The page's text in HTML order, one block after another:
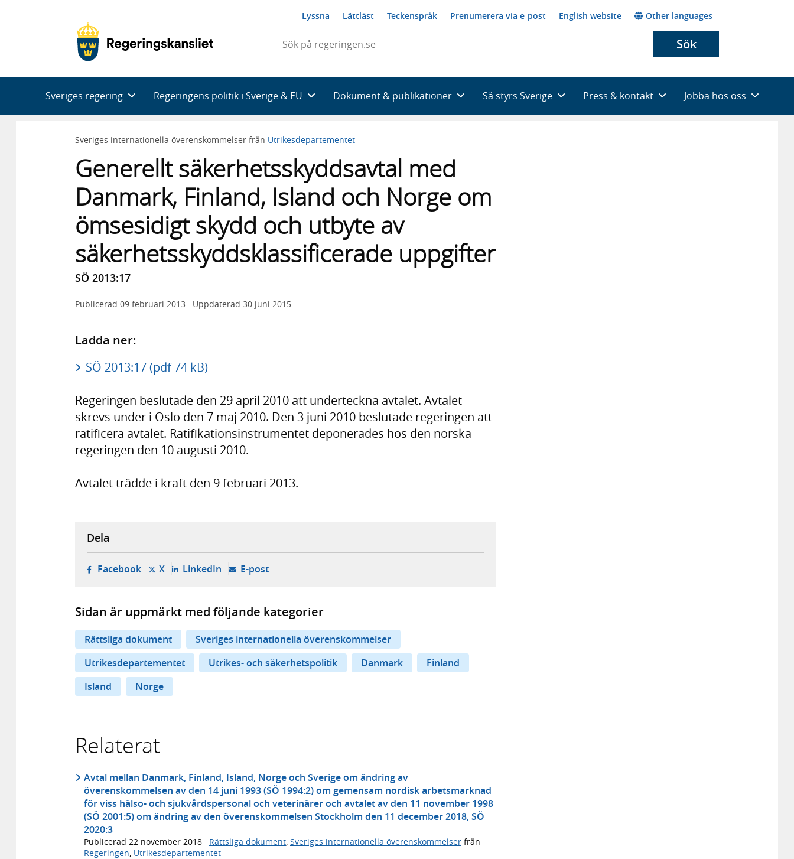
Lyssna Lättläst Teckenspråk Prenumerera via e-post English website Other languages
du
skriva
framträder
en
med
Sök
Sveriges regering Regeringens politik i Sverige & EU Dokument & publikationer Så styrs Sverige Press & kontakt Jobba hos oss
Sveriges internationella överenskommelser från Utrikesdepartementet
Generellt säkerhetsskyddsavtal med
Danmark, Finland, Island och Norge om
ömsesidigt skydd och utbyte av
säkerhetsskyddsklassificerade uppgifter
SÖ 2013:17
Publicerad 09 februari 2013 Uppdaterad 30 juni 2015
Ladda ner:
SÖ 2013:17 (pdf 74 kB)
Regeringen beslutade den 29 april 2010 att underteckna avtalet. Avtalet
skrevs under i Oslo den 7 maj 2010. Den 3 juni 2010 beslutade regeringen att
ratificera avtalet. Ratifikationsinstrumentet deponerades hos den norska
regeringen den 10 augusti 2010.
Avtalet trädde i kraft den 9 februari 2013.
Dela
Facebook- öppnas i ny flik, extern webbplats,
X- öppnas i ny flik, extern webbplats,
LinkedIn- öppnas i ny flik, extern webbplats,
E-post- öppnar din e-postklient,
Sidan är uppmärkt med följande kategorier
Rättsliga dokument
Sveriges internationella överenskommelser
Utrikesdepartementet
Utrikes- och säkerhetspolitik Danmark
Finland
Island
Norge
Relaterat
Avtal mellan Danmark, Finland, Island, Norge och Sverige om ändring av
överenskommelsen av den 14 juni 1993 (SÖ 1994:2) om gemensam nordisk arbetsmarknad
för viss hälso- och sjukvårdspersonal och veterinärer och avtalet av den 11 november 1998
(SÖ 2001:5) om ändring av den överenskommelsen Stockholm den 11 december 2018, SÖ
2020:3
Publicerad 22 november 2018 · Rättsliga dokument Sveriges internationella överenskommelser från
Regeringen Utrikesdepartementet